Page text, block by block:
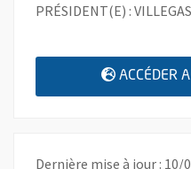
PRÉSIDENT(E) :
ACCÉDER
Dernière mise à jour : 10/